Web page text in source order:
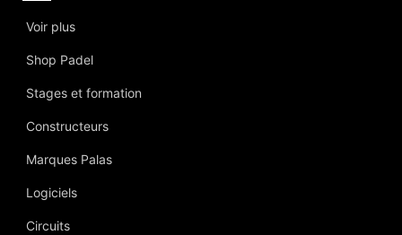
Voir plus
Shop Padel
Stages et formation
Constructeurs
Marques Palas
Logiciels
Circuits